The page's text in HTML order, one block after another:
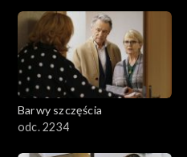
Barwy szczęścia
odc. 2234